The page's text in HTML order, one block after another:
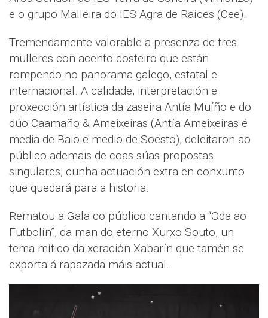
e o grupo Malleira do IES Agra de Raíces (Cee).
Tremendamente valorable a presenza de tres
mulleres con acento costeiro que están
rompendo no panorama galego, estatal e
internacional. A calidade, interpretación e
proxección artística da zaseira Antía Muíño e do
dúo Caamaño & Ameixeiras (Antía Ameixeiras é
media de Baio e medio de Soesto), deleitaron ao
público ademais de coas súas propostas
singulares, cunha actuación extra en conxunto
que quedará para a historia.
Rematou a Gala co público cantando a “Oda ao
Futbolín”, da man do eterno Xurxo Souto, un
tema mítico da xeración Xabarín que tamén se
exporta á rapazada máis actual.